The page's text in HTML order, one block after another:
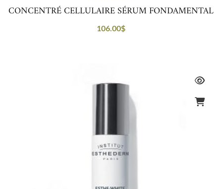
CONCENTRÉ CELLULAIRE SÉRUM FONDAMENTAL
106.00$